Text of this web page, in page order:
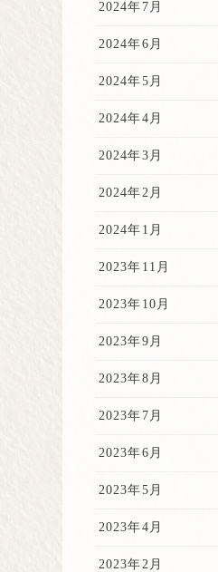
2024年7月
2024年6月
2024年5月
2024年4月
2024年3月
2024年2月
2024年1月
2023年11月
2023年10月
2023年9月
2023年8月
2023年7月
2023年6月
2023年5月
2023年4月
2023年2月